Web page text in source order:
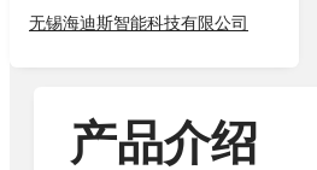
无锡海迪斯智能科技有限公司
产品介绍